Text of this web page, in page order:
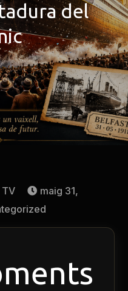
del
TV
maig 31,